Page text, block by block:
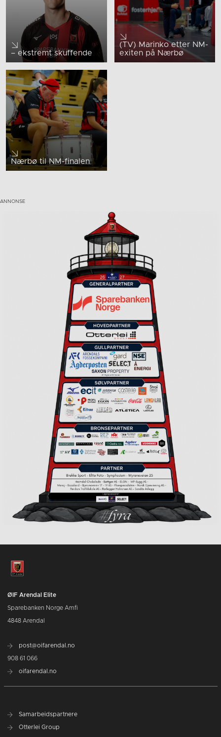
– ekstremt skuffende
(TV) Marinko etter NM-
exiten på Nærbø
Nærbø til NM-finalen
ØIF Arendal Elite
Sparebanken Norge Amfi
4848 Arendal
post@oifarendal.no
908 61 066
oifarendal.no
Samarbeidspartnere
Otterlei Group